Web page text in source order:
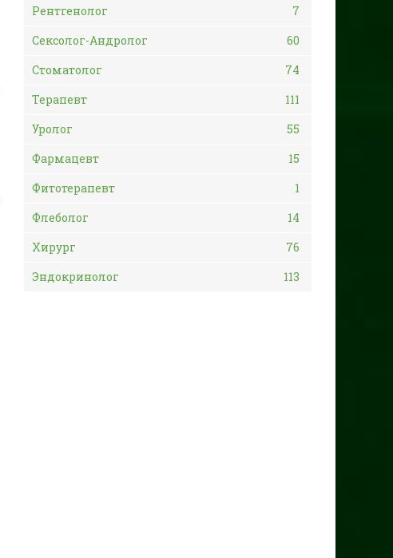
Рентгенолог
7
Сексолог-Андролог
60
Стоматолог
74
Терапевт
111
Уролог
55
Фармацевт
15
Фитотерапевт
1
Флеболог
14
Хирург
76
Эндокринолог
113